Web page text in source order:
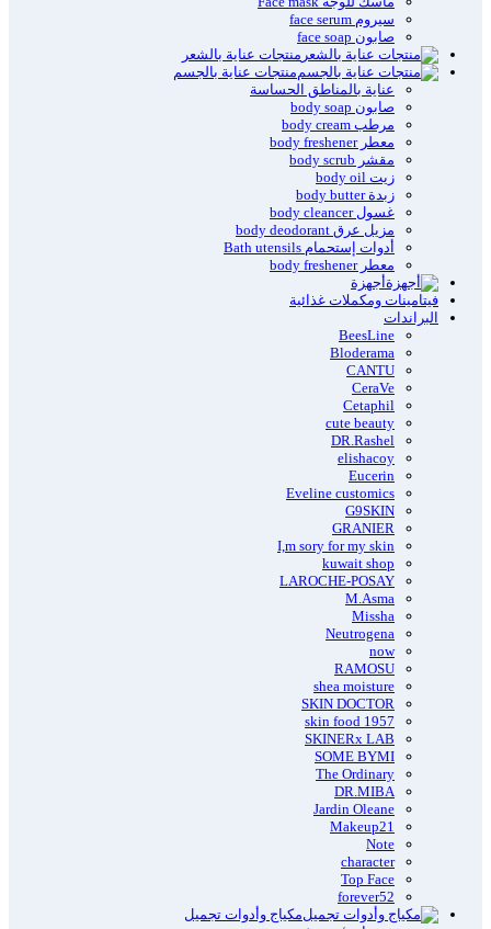
سيروم face serum
صابون face soap
منتجات عناية بالشعر
منتجات عناية بالجسم
عناية بالمناطق الحساسة
صابون body soap
مرطب body cream
معطر body freshener
مقشر body scrub
زيت body oil
زبدة body butter
غسول body cleancer
مزيل عرق body deodorant
أدوات إستحمام Bath utensils
معطر body freshener
أجهزة
فيتامينات ومكملات غذائية
البراندات
BeesLine
Bloderama
CANTU
CeraVe
Cetaphil
cute beauty
DR.Rashel
elishacoy
Eucerin
Eveline customics
G9SKIN
GRANIER
I,m sory for my skin
kuwait shop
LAROCHE-POSAY
M.Asma
Missha
Neutrogena
now
RAMOSU
shea moisture
SKIN DOCTOR
skin food 1957
SKINERx LAB
SOME BYMI
The Ordinary
DR.MIBA
Jardin Oleane
Makeup21
Note
character
Top Face
forever52
مكياج وأدوات تجميل